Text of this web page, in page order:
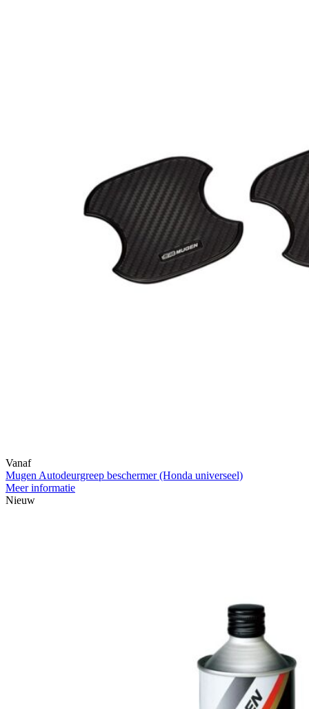
Vanaf
Mugen Autodeurgreep beschermer (Honda universeel)
Meer informatie
Nieuw